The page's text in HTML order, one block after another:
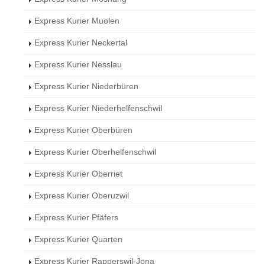
Express Kurier Muolen
Express Kurier Neckertal
Express Kurier Nesslau
Express Kurier Niederbüren
Express Kurier Niederhelfenschwil
Express Kurier Oberbüren
Express Kurier Oberhelfenschwil
Express Kurier Oberriet
Express Kurier Oberuzwil
Express Kurier Pfäfers
Express Kurier Quarten
Express Kurier Rapperswil-Jona